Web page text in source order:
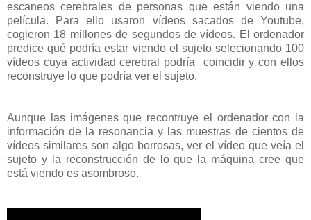
escaneos cerebrales de personas que están viendo una
película. Para ello usaron vídeos sacados de Youtube,
cogieron 18 millones de segundos de vídeos. El ordenador
predice qué podría estar viendo el sujeto selecionando 100
vídeos cuya actividad cerebral podría coincidir y con ellos
reconstruye lo que podría ver el sujeto.
Aunque las imágenes que recontruye el ordenador con la
información de la resonancia y las muestras de cientos de
vídeos similares son algo borrosas, ver el vídeo que veía el
sujeto y la reconstrucción de lo que la máquina cree que
está viendo es asombroso.